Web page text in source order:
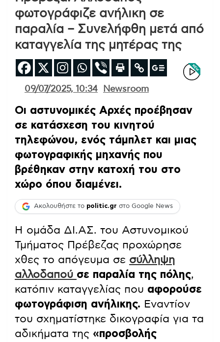
φωτογράφιζε ανήλικη σε
παραλία – Συνελήφθη μετά από
καταγγελία της μητέρας της
09/07/2025, 10:34 Newsroom
Οι αστυνομικές Αρχές προέβησαν
σε κατάσχεση του κινητού
τηλεφώνου, ενός τάμπλετ και μιας
φωτογραφικής μηχανής που
βρέθηκαν στην κατοχή του στο
χώρο όπου διαμένει.
Ακολουθήστε το politic.gr στο Google News
Η ομάδα ΔΙ.ΑΣ. του Αστυνομικού
Τμήματος Πρέβεζας προχώρησε
χθες το απόγευμα σε σύλληψη
αλλοδαπού σε παραλία της πόλης,
κατόπιν καταγγελίας που αφορούσε
φωτογράφιση ανήλικης. Εναντίον
του σχηματίστηκε δικογραφία για τα
αδικήματα της «προσβολής